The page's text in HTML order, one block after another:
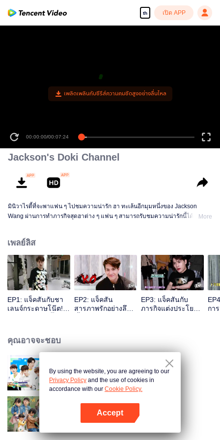
th เปิด APP
เพลิดเพลินกับซีรีส์ความคมชัดสูงอย่างลื่นไหล
00:00:00/00:07:24
Jackson's Doki Channel
มินิวาไรตี้ที่จะพาแฟน ๆ ไปชมความน่ารัก ฮา ทะเล้นอีกมุมหนึ่งของ Jackson
Wang ผ่านการทำภารกิจสุดฮาต่าง ๆ แฟน ๆ สามารถรับชมความน่ารักนี้ได้ที่ในMore
เพลย์ลิส
EP1: แจ็คสันกับชา
เลนจ์กระดาษโน๊ต!
EP2: แจ็คสัน
สารภาพรักอย่างลึก
EP3: แจ็คสันกับ
ภารกิจแต่งประโยค
กา
คุณอาจจะชอบ
CHUANG 2021: Practice Room
We Grew Up
By using the website, you are agreeing to our
Privacy Policy and the use of cookies in
accordance with our Cookie Policy.
Accept